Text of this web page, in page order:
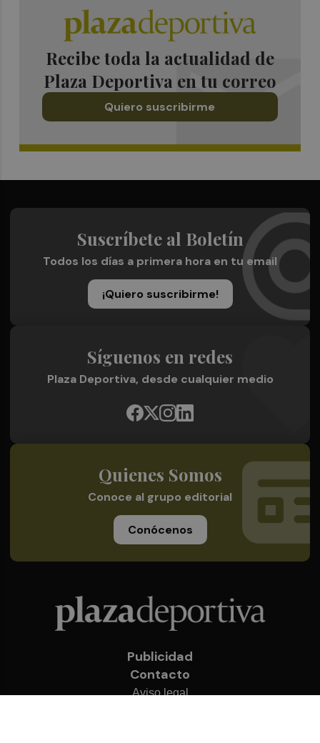
Recibe toda la actualidad de
Plaza Deportiva en tu correo
Quiero suscribirme
Suscríbete al Boletín
Todos los días a primera hora en tu email
¡Quiero suscribirme!
Síguenos en redes
Plaza Deportiva, desde cualquier medio
Quienes Somos
Conoce al grupo editorial
Conócenos
Publicidad
Contacto
Aviso legal